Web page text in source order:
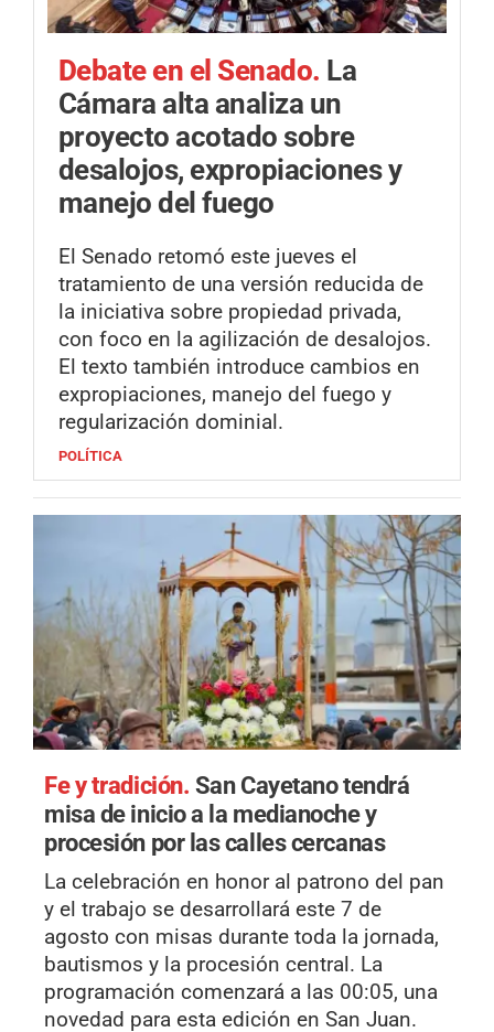
Debate en el Senado. La
Cámara alta analiza un
proyecto acotado sobre
desalojos, expropiaciones y
manejo del fuego
El Senado retomó este jueves el
tratamiento de una versión reducida de
la iniciativa sobre propiedad privada,
con foco en la agilización de desalojos.
El texto también introduce cambios en
expropiaciones, manejo del fuego y
regularización dominial.
POLÍTICA
Fe y tradición. San Cayetano tendrá
misa de inicio a la medianoche y
procesión por las calles cercanas
La celebración en honor al patrono del pan
y el trabajo se desarrollará este 7 de
agosto con misas durante toda la jornada,
bautismos y la procesión central. La
programación comenzará a las 00:05, una
novedad para esta edición en San Juan.